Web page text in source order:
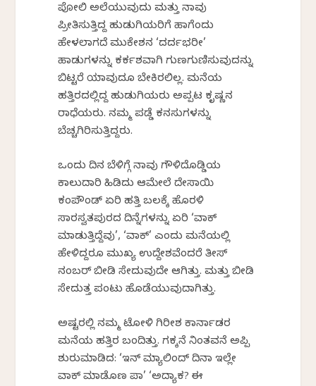
ಪೋಲಿ ಅಲೆಯುವುದು ಮತ್ತು ನಾವು
ಪ್ರೀತಿಸುತ್ತಿದ್ದ ಹುಡುಗಿಯರಿಗೆ ಹಾಗೆಂದು
ಹೇಳಲಾಗದೆ ಮುಕೇಶನ ‘ದರ್ದಭರೀ’
ಹಾಡುಗಳನ್ನು ಕರ್ಕಶವಾಗಿ ಗುಣಗುಣಿಸುವುದನ್ನು
ಬಿಟ್ಟರೆ ಯಾವುದೂ ಬೇಕಿರಲಿಲ್ಲ. ಮನೆಯ
ಹತ್ತಿರದಲ್ಲಿದ್ದ ಹುಡುಗಿಯರು ಅಪ್ಪಟ ಕೃಷ್ಣನ
ರಾಧೆಯರು. ನಮ್ಮ ಪಡ್ಡೆ ಕನಸುಗಳನ್ನು
ಬೆಚ್ಚಗಿರಿಸುತ್ತಿದ್ದರು.
ಒಂದು ದಿನ ಬೆಳಿಗ್ಗೆ ನಾವು ಗೌಳಿದೊಡ್ಡಿಯ
ಕಾಲುದಾರಿ ಹಿಡಿದು ಆಮೇಲೆ ದೇಸಾಯಿ
ಕಂಪೌಂಡ್ ಏರಿ ಹತ್ತಿ ಬಲಕ್ಕೆ ಹೊರಳಿ
ಸಾರಸ್ವತಪುರದ ದಿನ್ನೆಗಳನ್ನು ಏರಿ ‘ವಾಕ್
ಮಾಡುತ್ತಿದ್ದೆವು’, ‘ವಾಕ್’ ಎಂದು ಮನೆಯಲ್ಲಿ
ಹೇಳಿದ್ದರೂ ಮುಖ್ಯ ಉದ್ದೇಶವೆಂದರೆ ತೀಸ್
ನಂಬರ್ ಬೀಡಿ ಸೇದುವುದೇ ಆಗಿತ್ತು. ಮತ್ತು ಬೀಡಿ
ಸೇದುತ್ತ ಪಂಟು ಹೊಡೆಯುವುದಾಗಿತ್ತು.
ಅಷ್ಟರಲ್ಲಿ ನಮ್ಮ ಟೋಳಿ ಗಿರೀಶ ಕಾರ್ನಾಡರ
ಮನೆಯ ಹತ್ತಿರ ಬಂದಿತ್ತು. ಗಕ್ಕನೆ ನಿಂತವನೆ ಅಪ್ಪಿ
ಶುರುಮಾಡಿದ: ‘ಇನ್ ಮ್ಯಾಲಿಂದ್ ದಿನಾ ಇಲ್ಲೇ
ವಾಕ್ ಮಾಡೊಣ ಪಾ’ ‘ಅದ್ಯಾಕ? ಈ